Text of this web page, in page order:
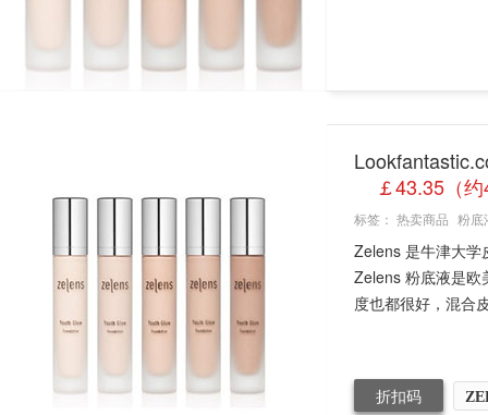
￡43.35（
标签： 热卖商品 粉底
Zelens 是牛津大学
Zelens 粉底液是欧
度也都很好，混合
折扣码